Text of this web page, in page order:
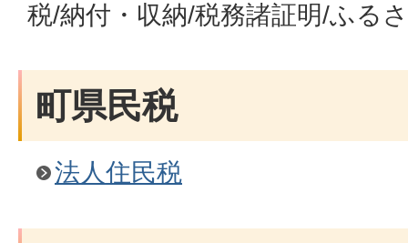
税/納付・収納/税務諸証明/ふる
町県民税
法人住民税